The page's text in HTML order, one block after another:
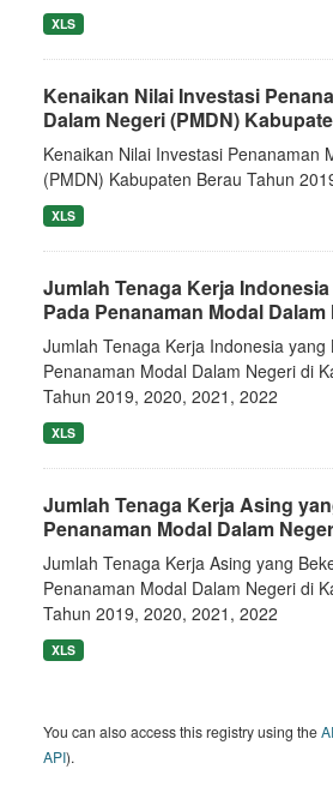
XLS
Kenaikan Nilai Investasi
Dalam Negeri (PMDN)
Kenaikan Nilai Investasi Penanaman
(PMDN) Kabupaten Berau Tahun
XLS
Jumlah Tenaga Kerja
Pada Penanaman Modal Dalam
Jumlah Tenaga Kerja Indonesia yang
Penanaman Modal Dalam Negeri di
Tahun 2019, 2020, 2021, 2022
XLS
Jumlah Tenaga Kerja Asing
Penanaman Modal Dalam
Jumlah Tenaga Kerja Asing yang
Penanaman Modal Dalam Negeri di
Tahun 2019, 2020, 2021, 2022
XLS
You can also access this registry using the
API).